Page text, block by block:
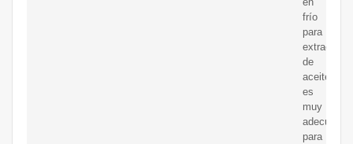
frío
para
extracción
de
aceite
es
muy
adecuada
para